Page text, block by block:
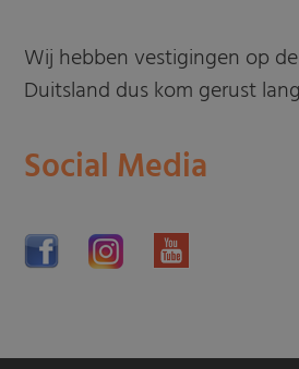
Wij hebben vestigingen op
Duitsland dus kom gerust
Social Media